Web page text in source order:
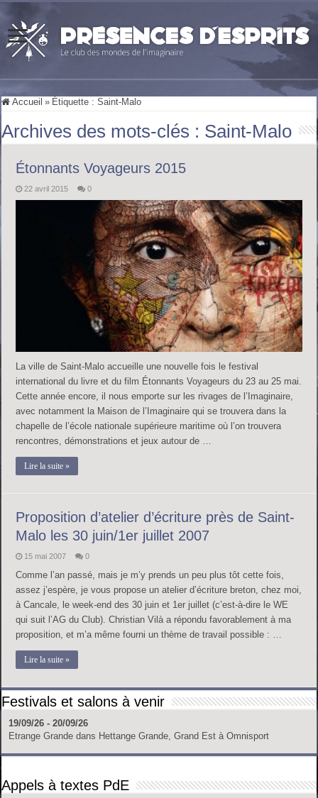
Accueil » Étiquette :Saint-Malo
Archives des mots-clés : Saint-Malo
Étonnants Voyageurs 2015
22 avril 2015 0
La ville de Saint-Malo accueille une nouvelle fois le festival
international du livre et du film Étonnants Voyageurs du 23 au 25 mai.
Cette année encore, il nous emporte sur les rivages de l’Imaginaire,
avec notamment la Maison de l’Imaginaire qui se trouvera dans la
chapelle de l’école nationale supérieure maritime où l’on trouvera
rencontres, démonstrations et jeux autour de …
Lire la suite »
Proposition d’atelier d’écriture près de Saint-
Malo les 30 juin/1er juillet 2007
15 mai 2007 0
Comme l’an passé, mais je m’y prends un peu plus tôt cette fois,
assez j’espère, je vous propose un atelier d’écriture breton, chez moi,
à Cancale, le week-end des 30 juin et 1er juillet (c’est-à-dire le WE
qui suit l’AG du Club). Christian Vilà a répondu favorablement à ma
proposition, et m’a même fourni un thème de travail possible : …
Lire la suite »
Festivals et salons à venir
19/09/26 - 20/09/26
Etrange Grande dans Hettange Grande, Grand Est à Omnisport
Appels à textes PdE